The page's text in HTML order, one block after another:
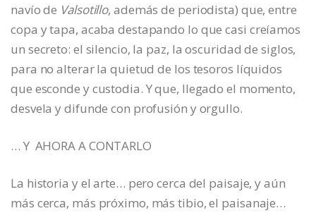
navío de Valsotillo, además de periodista) que, entre
copa y tapa, acaba destapando lo que casi creíamos
un secreto: el silencio, la paz, la oscuridad de siglos,
para no alterar la quietud de los tesoros líquidos
que esconde y custodia. Y que, llegado el momento,
desvela y difunde con profusión y orgullo.
… Y AHORA A CONTARLO
La historia y el arte… pero cerca del paisaje, y aún
más cerca, más próximo, más tibio, el paisanaje…